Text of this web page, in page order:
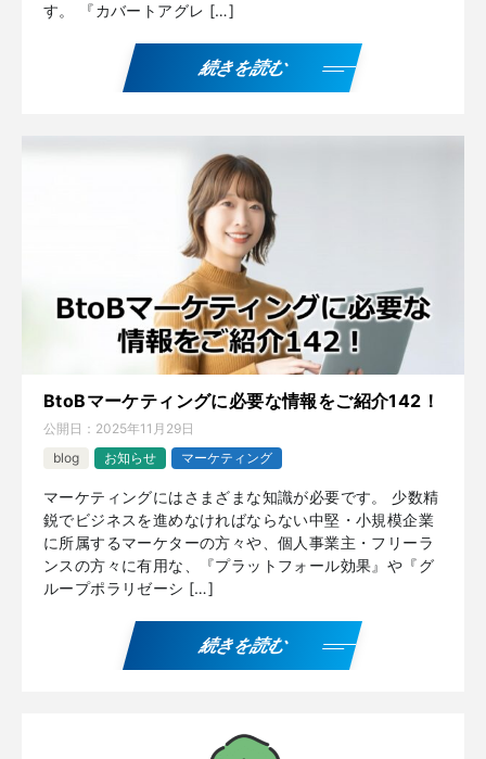
す。 『カバートアグレ […]
続きを読む
BtoBマーケティングに必要な情報をご紹介142！
公開日： 2025年11月29日
blog
お知らせ マーケティング
マーケティングにはさまざまな知識が必要です。 少数精
鋭でビジネスを進めなければならない中堅・小規模企業
に所属するマーケターの方々や、個人事業主・フリーラ
ンスの方々に有用な、『プラットフォール効果』や『グ
ループポラリゼーシ […]
続きを読む